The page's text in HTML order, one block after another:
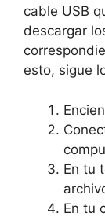
cable USB
descargar
esto, sigue
En tu
En tu